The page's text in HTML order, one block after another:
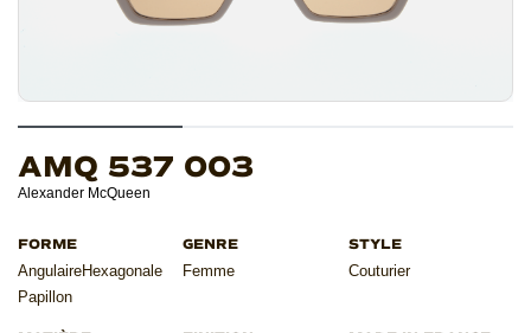
AMQ 537 003
Alexander McQueen
AngulaireHexagonale
Papillon
Femme Couturier